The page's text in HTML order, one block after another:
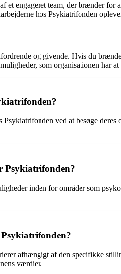
et engageret team, der brænder
hos Psykiatrifonden
og givende. Hvis du
som organisationen har at
ved at besøge
Psykiatrifonden?
inden for områder som
afhængigt af den specifikke
værdier.